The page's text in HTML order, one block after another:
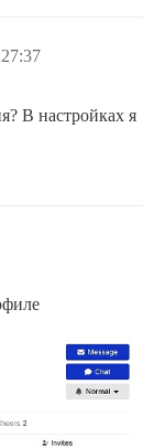
В настройках я